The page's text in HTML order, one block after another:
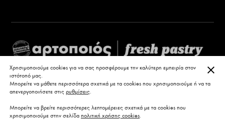
Χρησιμοποιούμε cookies για να σας προσφέρουμε την καλύτερη εμπειρία στον
ιστότοπό μας.
Μπορείτε να μάθετε περισσότερα σχετικά με τα cookies που χρησιμοποιούμε ή να τα
απενεργοποιήσετε στις ρυθμίσεις.
Μπορείτε να βρείτε περισσότερες λεπτομέρειες σχετικά με τα cookies που
χρησιμοποιούμε στην σελίδα πολιτική χρήσης cookies.